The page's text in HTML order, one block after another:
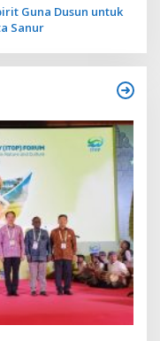
Guna Dusun untuk
Sanur